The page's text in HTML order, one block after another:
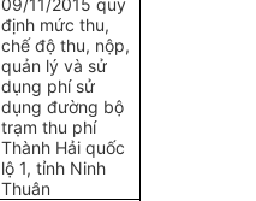
09/11/2015 quy
định mức thu,
chế độ thu, nộp,
quản lý và sử
dụng phí sử
dụng đường bộ
trạm thu phí
Thành Hải quốc
lộ 1, tỉnh Ninh
Thuân